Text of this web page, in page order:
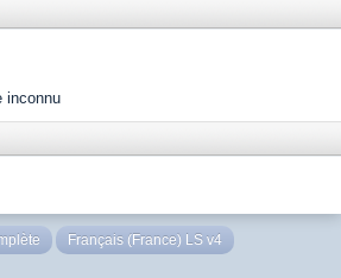
inconnu
Français (France) LS v4